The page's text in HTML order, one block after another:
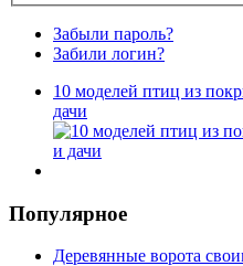
Забыли пароль?
Забили логин?
10 моделей птиц из
дачи
Популярное
Деревянные ворота